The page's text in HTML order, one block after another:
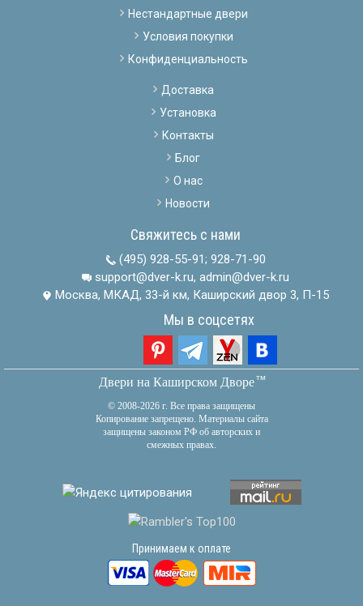
Нестандартные двери
Условия покупки
Конфиденциальность
Доставка
Установка
Контакты
Блог
О нас
Новости
Свяжитесь с нами
(495) 928-55-91; 928-71-90
support@dver-k.ru, admin@dver-k.ru
Москва, МКАД, 33-й км, Каширский двор 3, П-15
Мы в соцсетях
Двери на Каширском Дворетм
© 2008-2026 г. Все права защищены
Копирование запрещено. Материалы сайта
защищены законом РФ об авторских и
смежных правах.
Принимаем к оплате